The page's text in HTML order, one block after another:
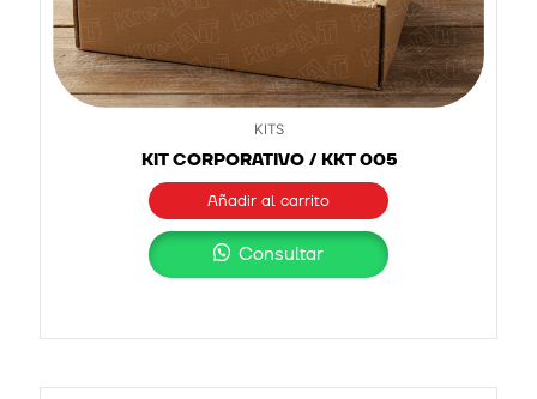
KITS
KIT CORPORATIVO / KKT 005
Añadir al carrito
Consultar